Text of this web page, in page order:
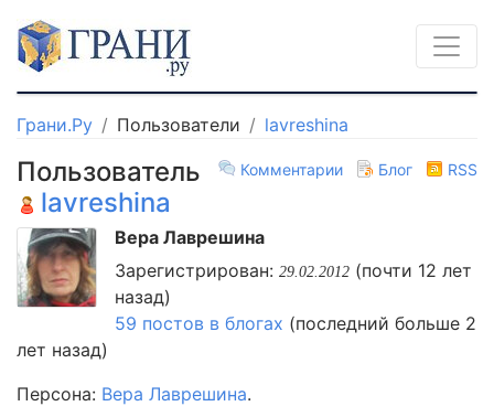
Грани.Ру Пользователи lavreshina
Комментарии Блог RSS
Пользователь
lavreshina
Вера Лаврешина
Зарегистрирован: 29.02.2012 (почти 12 лет
назад)
59 постов в блогах (последний больше 2
лет назад)
Персона: Вера Лаврешина.